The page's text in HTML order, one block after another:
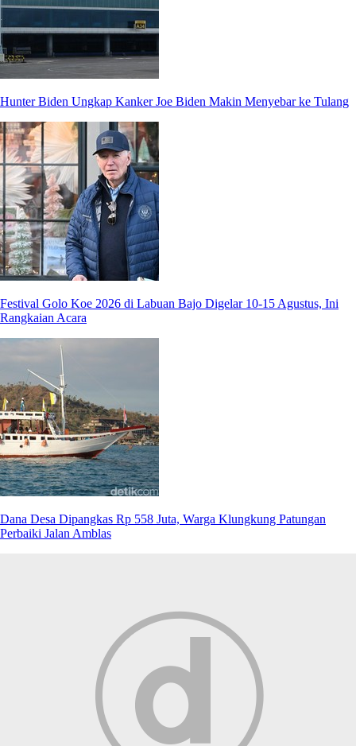
Hunter Biden Ungkap Kanker Joe Biden Makin Menyebar ke Tulang
Festival Golo Koe 2026 di Labuan Bajo Digelar 10-15 Agustus, Ini
Rangkaian Acara
Dana Desa Dipangkas Rp 558 Juta, Warga Klungkung Patungan
Perbaiki Jalan Amblas